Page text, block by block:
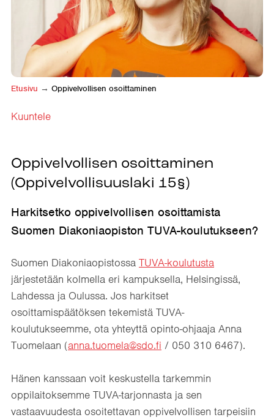
Etusivu → Oppivelvollisen osoittaminen
Kuuntele
Oppivelvollisen osoittaminen
(Oppivelvollisuuslaki 15§)
Harkitsetko oppivelvollisen osoittamista
Suomen Diakoniaopiston TUVA-koulutukseen?
Suomen Diakoniaopistossa TUVA-koulutusta
järjestetään kolmella eri kampuksella, Helsingissä,
Lahdessa ja Oulussa. Jos harkitset
osoittamispäätöksen tekemistä TUVA-
koulutukseemme, ota yhteyttä opinto-ohjaaja Anna
Tuomelaan (anna.tuomela@sdo.fi / 050 310 6467).
Hänen kanssaan voit keskustella tarkemmin
oppilaitoksemme TUVA-tarjonnasta ja sen
vastaavuudesta osoitettavan oppivelvollisen tarpeisiin